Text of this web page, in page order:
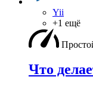
Yii
+1 ещё
Что